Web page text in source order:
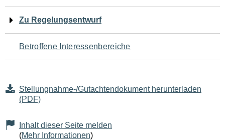
für
den
Seiteninhalt
Zu Regelungsentwurf
Betroffene Interessenbereiche
Stellungnahme-/Gutachtendokument herunterladen
(PDF)
Inhalt dieser Seite melden
(Mehr Informationen)